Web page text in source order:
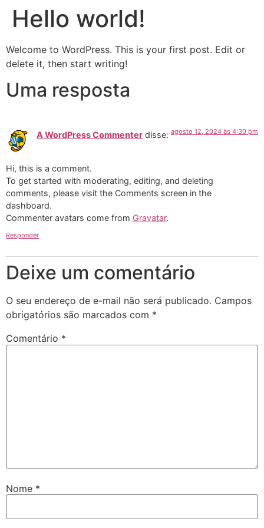
Hello world!
Welcome to WordPress. This is your first post. Edit or
delete it, then start writing!
Uma resposta
A WordPress Commenter disse: agosto 12, 2024 às 4:30 pm
Hi, this is a comment.
To get started with moderating, editing, and deleting
comments, please visit the Comments screen in the
dashboard.
Commenter avatars come from Gravatar.
Responder
Deixe um comentário
O seu endereço de e-mail não será publicado. Campos
obrigatórios são marcados com *
Comentário *
Nome *